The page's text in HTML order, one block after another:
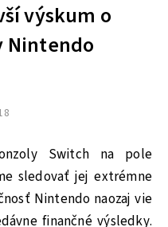
výskum o
Nintendo
Switch na pole
sledovať jej extrémne
Nintendo naozaj vie
finančné výsledky.